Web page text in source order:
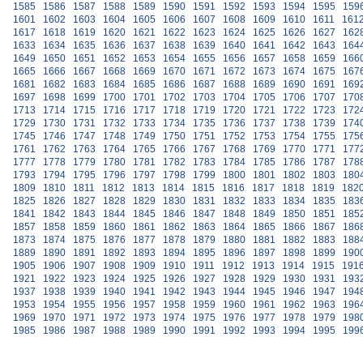
1585
1586 1587 1588 1589 1590 1591 1592 1593 1594 1595
1601
1602 1603 1604 1605 1606 1607 1608 1609 1610 1611
1617
1618 1619 1620 1621 1622 1623 1624 1625 1626 1627
1633
1634 1635 1636 1637 1638 1639 1640 1641 1642 1643
1649
1650 1651 1652 1653 1654 1655 1656 1657 1658 1659
1665
1666 1667 1668 1669 1670 1671 1672 1673 1674 1675
1681
1682 1683 1684 1685 1686 1687 1688 1689 1690 1691
1697
1698 1699 1700 1701 1702 1703 1704 1705 1706 1707
1713
1714 1715 1716 1717 1718 1719 1720 1721 1722 1723
1729
1730 1731 1732 1733 1734 1735 1736 1737 1738 1739
1745
1746 1747 1748 1749 1750 1751 1752 1753 1754 1755
1761
1762 1763 1764 1765 1766 1767 1768 1769 1770 1771
1777
1778 1779 1780 1781 1782 1783 1784 1785 1786 1787
1793
1794 1795 1796 1797 1798 1799 1800 1801 1802 1803
1809
1810 1811 1812 1813 1814 1815 1816 1817 1818 1819
1825
1826 1827 1828 1829 1830 1831 1832 1833 1834 1835
1841
1842 1843 1844 1845 1846 1847 1848 1849 1850 1851
1857
1858 1859 1860 1861 1862 1863 1864 1865 1866 1867
1873
1874 1875 1876 1877 1878 1879 1880 1881 1882 1883
1889
1890 1891 1892 1893 1894 1895 1896 1897 1898 1899
1905
1906 1907 1908 1909 1910 1911 1912 1913 1914 1915
1921
1922 1923 1924 1925 1926 1927 1928 1929 1930 1931
1937
1938 1939 1940 1941 1942 1943 1944 1945 1946 1947
1953
1954 1955 1956 1957 1958 1959 1960 1961 1962 1963
1969
1970 1971 1972 1973 1974 1975 1976 1977 1978 1979
1985
1986 1987 1988 1989 1990 1991 1992 1993 1994 1995